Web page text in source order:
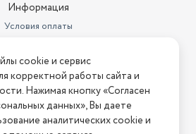
1.5 мм
Информация
Условия оплаты
Условия возврата
на сайте? Напишите нам
"АстМаркет". У нас есть всё!
cookie и сервис
корректной работы сайта и
Нажимая кнопку «Согласен
данных», Вы даете
аналитических cookie и